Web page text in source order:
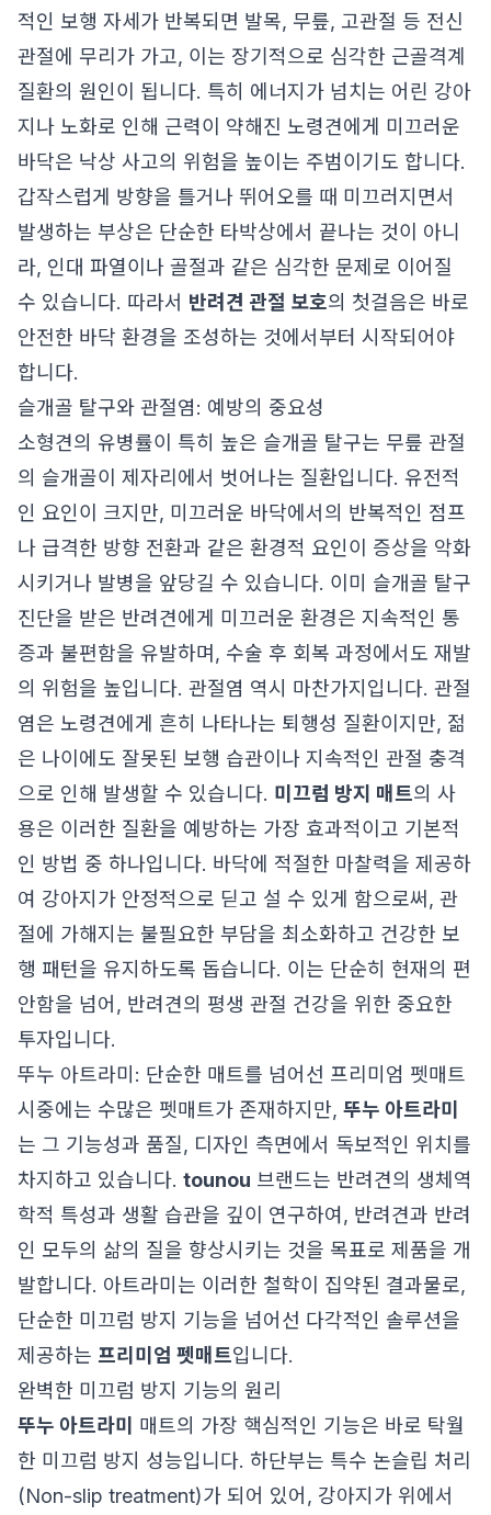
적인 보행 자세가 반복되면 발목, 무릎, 고관절 등 전신
관절에 무리가 가고, 이는 장기적으로 심각한 근골격계
질환의 원인이 됩니다. 특히 에너지가 넘치는 어린 강아
지나 노화로 인해 근력이 약해진 노령견에게 미끄러운
바닥은 낙상 사고의 위험을 높이는 주범이기도 합니다.
갑작스럽게 방향을 틀거나 뛰어오를 때 미끄러지면서
발생하는 부상은 단순한 타박상에서 끝나는 것이 아니
라, 인대 파열이나 골절과 같은 심각한 문제로 이어질
수 있습니다. 따라서 반려견 관절 보호의 첫걸음은 바로
안전한 바닥 환경을 조성하는 것에서부터 시작되어야
합니다.
슬개골 탈구와 관절염: 예방의 중요성
소형견의 유병률이 특히 높은 슬개골 탈구는 무릎 관절
의 슬개골이 제자리에서 벗어나는 질환입니다. 유전적
인 요인이 크지만, 미끄러운 바닥에서의 반복적인 점프
나 급격한 방향 전환과 같은 환경적 요인이 증상을 악화
시키거나 발병을 앞당길 수 있습니다. 이미 슬개골 탈구
진단을 받은 반려견에게 미끄러운 환경은 지속적인 통
증과 불편함을 유발하며, 수술 후 회복 과정에서도 재발
의 위험을 높입니다. 관절염 역시 마찬가지입니다. 관절
염은 노령견에게 흔히 나타나는 퇴행성 질환이지만, 젊
은 나이에도 잘못된 보행 습관이나 지속적인 관절 충격
으로 인해 발생할 수 있습니다. 미끄럼 방지 매트의 사
용은 이러한 질환을 예방하는 가장 효과적이고 기본적
인 방법 중 하나입니다. 바닥에 적절한 마찰력을 제공하
여 강아지가 안정적으로 딛고 설 수 있게 함으로써, 관
절에 가해지는 불필요한 부담을 최소화하고 건강한 보
행 패턴을 유지하도록 돕습니다. 이는 단순히 현재의 편
안함을 넘어, 반려견의 평생 관절 건강을 위한 중요한
투자입니다.
뚜누 아트라미: 단순한 매트를 넘어선 프리미엄 펫매트
시중에는 수많은 펫매트가 존재하지만, 뚜누 아트라미
는 그 기능성과 품질, 디자인 측면에서 독보적인 위치를
차지하고 있습니다. tounou 브랜드는 반려견의 생체역
학적 특성과 생활 습관을 깊이 연구하여, 반려견과 반려
인 모두의 삶의 질을 향상시키는 것을 목표로 제품을 개
발합니다. 아트라미는 이러한 철학이 집약된 결과물로,
단순한 미끄럼 방지 기능을 넘어선 다각적인 솔루션을
제공하는 프리미엄 펫매트입니다.
완벽한 미끄럼 방지 기능의 원리
뚜누 아트라미
매트의 가장 핵심적인 기능은 바로 탁월
한 미끄럼 방지 성능입니다. 하단부는 특수 논슬립 처리
(Non-slip treatment)가 되어 있어, 강아지가 위에서